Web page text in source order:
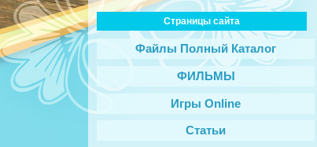
Страницы сайта
Файлы Полный Каталог
ФИЛЬМЫ
Игры Online
Статьи